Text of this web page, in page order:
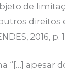
de
direitos
2016, p.
“[…] apesar